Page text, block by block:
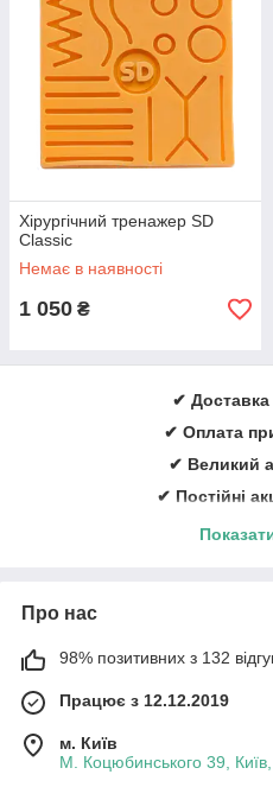
Хірургічний тренажер SD
Classic
Немає в наявності
1 050 ₴
✔ Доставка
✔ Оплата
✔ Великий
✔ Постійні
✔ Консультації
Про нас
98% позитивних з 132
Працює з 12.12.2019
м. Київ
М. Коцюбинського 39, Київ,